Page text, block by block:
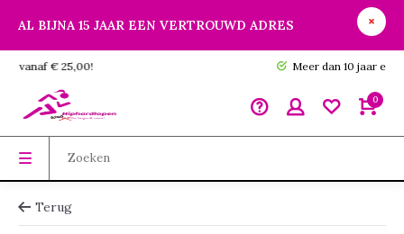
AL BIJNA 15 JAAR EEN VERTROUWD ADRES
GRATIS verzending vanaf € 25,00!
0
Terug